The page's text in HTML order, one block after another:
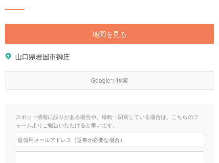
地図を見る
山口県岩国市御庄
Googleで検索
スポット情報に誤りがある場合や、移転・閉店している場合は、こちらのフ
ォームよりご報告いただけると幸いです。